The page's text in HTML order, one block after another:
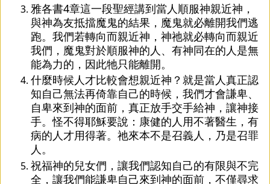
雅各書4章這一段聖經講到當人順服神親近神，
與神為友抵擋魔鬼的結果，魔鬼就必離開我們逃
跑。我們若轉向而親近神，神祂就必轉向而親近
我們，魔鬼對於順服神的人、有神同在的人是無
能為力的，因此牠只能離開。
什麼時候人才比較會想親近神？就是當人真正認
知自己無法再倚靠自己的時候，我們才會謙卑、
自卑來到神的面前，真正放手交手給神，讓神接
手。怪不得耶穌要說：康健的人用不著醫生，有
病的人才用得著。祂來本不是召義人，乃是召罪
人。
祝福神的兒女們，讓我們認知自己的有限與不完
全，讓我們能謙卑自己來到神的面前，不僅尋求